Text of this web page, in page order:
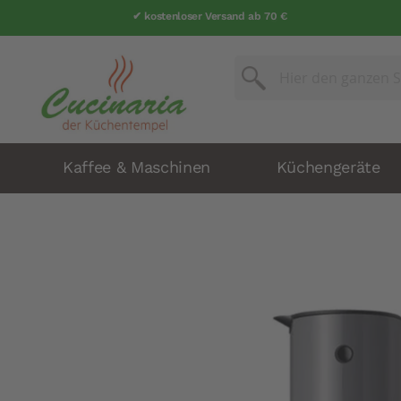
✔ kostenloser Versand ab 70 €
✔ über 25 Jahre Erfahrung
Suche
Kaffee & Maschinen Küchengeräte